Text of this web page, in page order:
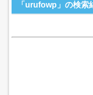
「urufowp」の検索